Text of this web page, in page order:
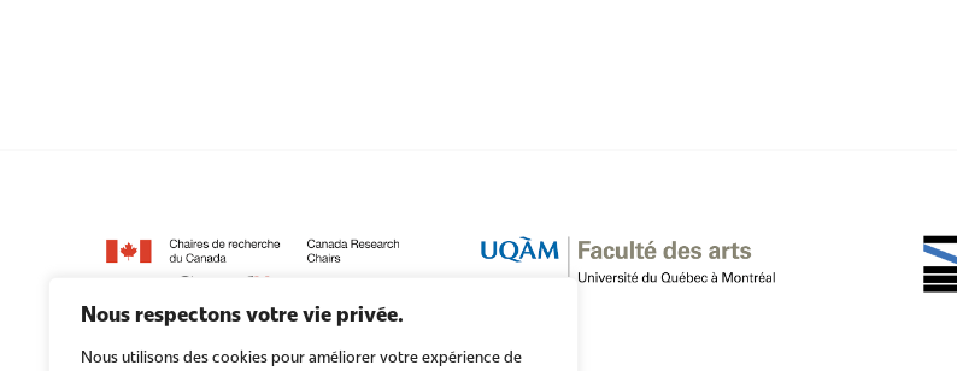
Nous respectons votre vie privée.
Nous utilisons des cookies pour améliorer votre expérience de